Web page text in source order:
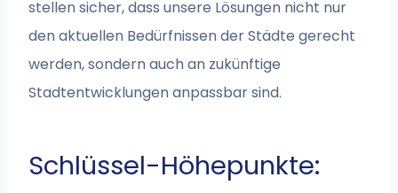
stellen sicher, dass unsere Lösungen nicht nur
den aktuellen Bedürfnissen der Städte gerecht
werden, sondern auch an zukünftige
Stadtentwicklungen anpassbar sind.
Schlüssel-Höhepunkte: